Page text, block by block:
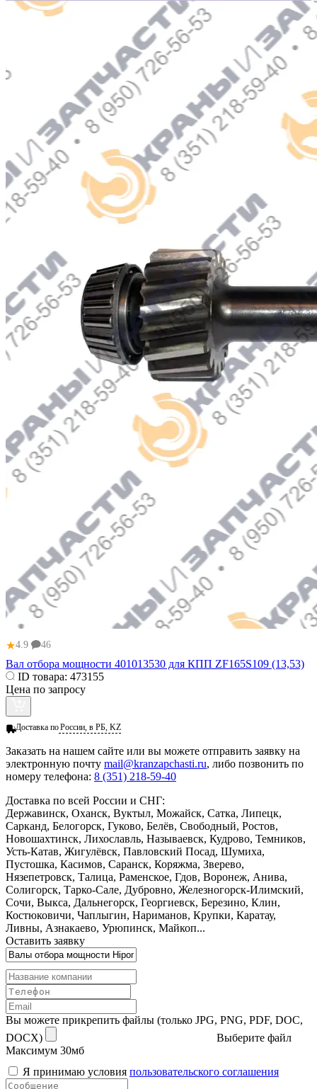
★4.9 46
Вал отбора мощности 401013530 для КПП ZF165S109 (13,53)
ID товара: 473155
Цена по запросу
Доставка поРоссии, в РБ, KZ
Заказать на нашем сайте или вы можете отправить заявку на
электронную почту mail@kranzapchasti.ru, либо позвонить по
номеру телефона: 8 (351) 218-59-40
Доставка по всей России и СНГ:
Державинск, Оханск, Вуктыл, Можайск, Сатка, Липецк,
Сарканд, Белогорск, Гуково, Белёв, Свободный, Ростов,
Новошахтинск, Лихославль, Называевск, Кудрово, Темников,
Усть-Катав, Жигулёвск, Павловский Посад, Шумиха,
Пустошка, Касимов, Саранск, Коряжма, Зверево,
Нязепетровск, Талица, Раменское, Гдов, Воронеж, Анива,
Солигорск, Тарко-Сале, Дубровно, Железногорск-Илимский,
Сочи, Выкса, Дальнегорск, Георгиевск, Березино, Клин,
Костюковичи, Чаплыгин, Нариманов, Крупки, Каратау,
Ливны, Азнакаево, Урюпинск, Майкоп...
Оставить заявку
Вы можете прикрепить файлы (только JPG, PNG, PDF, DOC,
DOCX)
Выберите файл
Максимум 30мб
Я принимаю условия пользовательского соглашения